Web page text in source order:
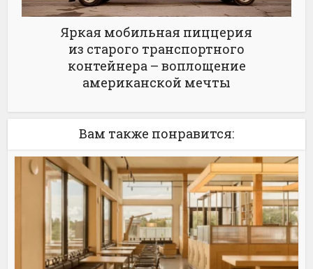
Яркая мобильная пиццерия
из старого транспортного
контейнера – воплощение
американской мечты
Вам также понравится: